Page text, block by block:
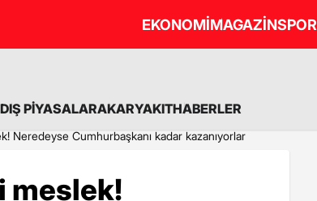
EKONOMİMAGAZİNSPOR
DIŞ PİYASALARAKARYAKITHABERLER
Neredeyse Cumhurbaşkanı kadar kazanıyorlar
meslek!